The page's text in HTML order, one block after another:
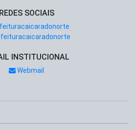
REDES SOCIAIS
INSTITUCIONAL
Webmail